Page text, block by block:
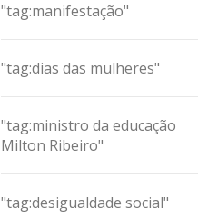
"tag:manifestação"
"tag:dias das mulheres"
"tag:ministro da educação
Milton Ribeiro"
"tag:desigualdade social"